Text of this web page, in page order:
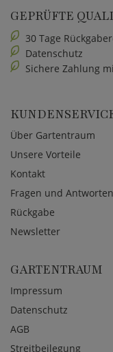
GEPRÜFTE
30 Tage
Datenschutz
Sichere Zahlung
Über Gartentraum
Unsere Vorteile
Kontakt
Fragen und Antworten
Rückgabe
Newsletter
GARTENTRAUM
Impressum
Datenschutz
AGB
Streitbeilegung